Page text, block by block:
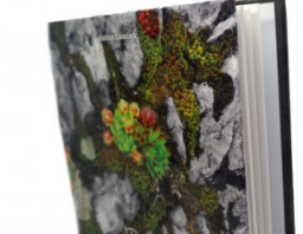
zmluvy
tovaru
postup